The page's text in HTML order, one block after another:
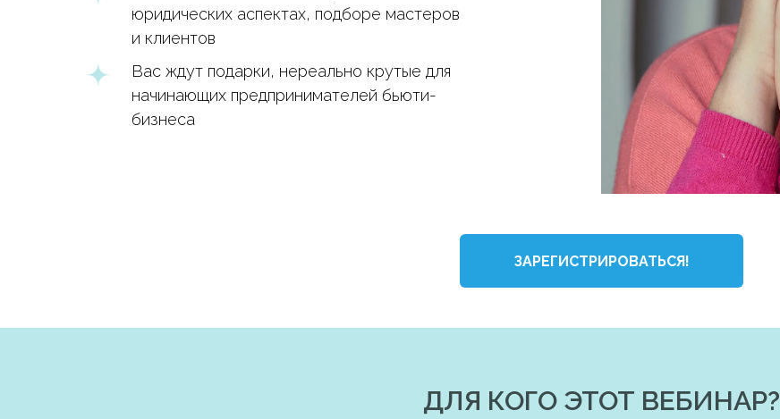
юридических аспектах, подборе мастеров
и клиентов
Вас ждут подарки, нереально крутые для
начинающих предпринимателей бьюти-
бизнеса
ЗАРЕГИСТРИРОВАТЬСЯ!
ДЛЯ КОГО ЭТОТ ВЕБИНАР?